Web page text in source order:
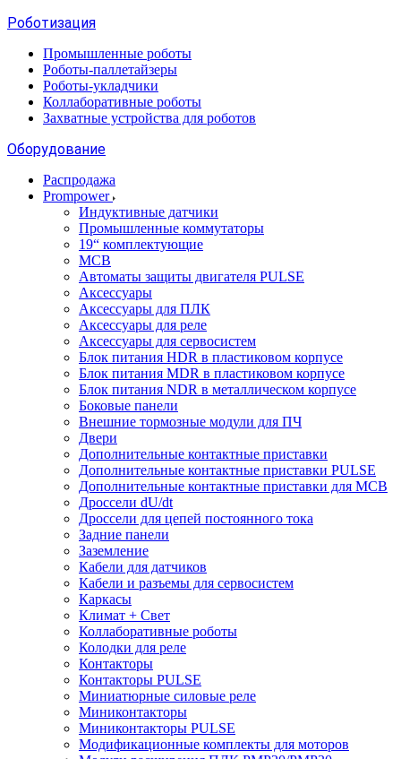
Роботизация
Промышленные роботы
Роботы-паллетайзеры
Роботы-укладчики
Коллаборативные роботы
Захватные устройства для роботов
Оборудование
Распродажа
Prompower
Индуктивные датчики
Промышленные коммутаторы
19“ комплектующие
MCB
Автоматы защиты двигателя PULSE
Аксессуары
Аксессуары для ПЛК
Аксессуары для реле
Аксессуары для сервосистем
Блок питания HDR в пластиковом корпусе
Блок питания MDR в пластиковом корпусе
Блок питания NDR в металлическом корпусе
Боковые панели
Внешние тормозные модули для ПЧ
Двери
Дополнительные контактные приставки
Дополнительные контактные приставки PULSE
Дополнительные контактные приставки для MCB
Дроссели dU/dt
Дроссели для цепей постоянного тока
Задние панели
Заземление
Кабели для датчиков
Кабели и разъемы для сервосистем
Каркасы
Климат + Свет
Коллаборативные роботы
Колодки для реле
Контакторы
Контакторы PULSE
Миниатюрные силовые реле
Миниконтакторы
Миниконтакторы PULSE
Модификационные комплекты для моторов